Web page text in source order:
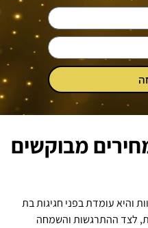
מבוקשים
והיא עומדת בפני חגיגות בת
לצד ההתרגשות והשמחה